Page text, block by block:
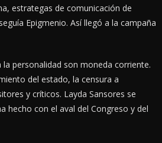
estrategas de comunicación de
Epigmenio. Así llegó a la campaña
personalidad son moneda corriente.
del estado, la censura a
y críticos. Layda Sansores se
hecho con el aval del Congreso y del